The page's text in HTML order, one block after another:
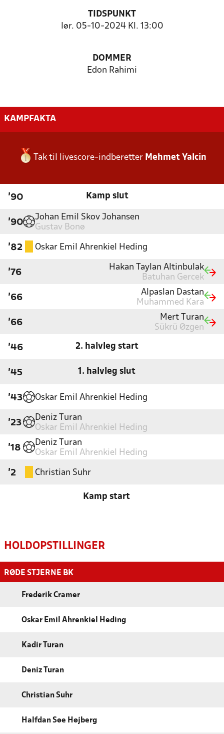
TIDSPUNKT
lør. 05-10-2024 Kl. 13:00
DOMMER
Edon Rahimi
KAMPFAKTA
Tak til livescore-indberetter Mehmet Yalcin
'90 Kamp slut
'90
Johan Emil Skov Johansen
Gustav Bonø
'82 Oskar Emil Ahrenkiel Heding
'76
Hakan Taylan Altinbulak
Batuhan Gercek
'66
Alpaslan Dastan
Muhammed Kara
'66
Mert Turan
Sükrü Øzgen
'46 2. halvleg start
'45 1. halvleg slut
'43 Oskar Emil Ahrenkiel Heding
'23
Deniz Turan
Oskar Emil Ahrenkiel Heding
'18
Deniz Turan
Oskar Emil Ahrenkiel Heding
'2 Christian Suhr
Kamp start
HOLDOPSTILLINGER
RØDE STJERNE BK
Frederik Cramer
Oskar Emil Ahrenkiel Heding
Kadir Turan
Deniz Turan
Christian Suhr
Halfdan Søe Højberg